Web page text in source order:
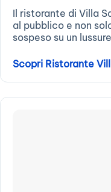
Il ristorante di Villa
al pubblico e non
sospeso su un
della Costiera
Scopri Ristorante